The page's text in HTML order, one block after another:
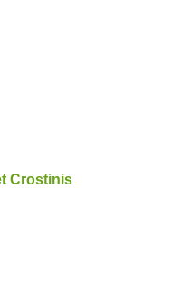
Crostinis